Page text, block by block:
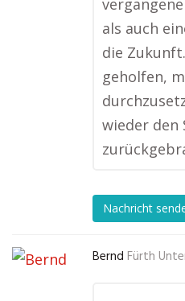
als auch
die
geholfen,
wieder den
Nachricht
Bernd Fürth